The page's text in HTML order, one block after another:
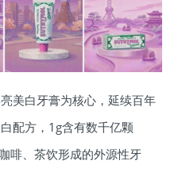
美白牙膏为核心，延续百年
配方，1g含有数千亿颗
啡、茶饮形成的外源性牙